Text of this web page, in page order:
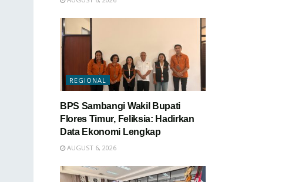
REGIONAL
BPS Sambangi Wakil Bupati
Flores Timur, Feliksia: Hadirkan
Data Ekonomi Lengkap
AUGUST 6, 2026